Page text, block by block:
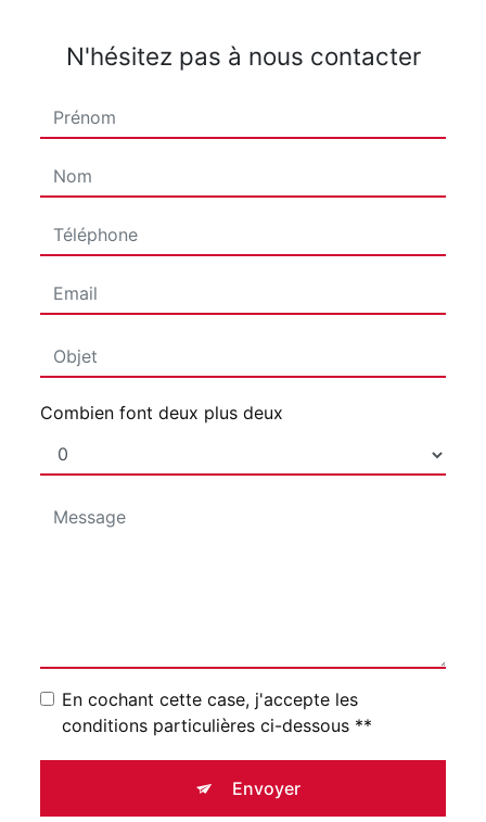
N'hésitez pas à nous contacter
Combien font deux plus deux
En cochant cette case, j'accepte les
conditions particulières ci-dessous **
Envoyer